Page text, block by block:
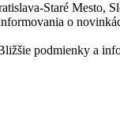
Staré Mesto,
o
podmienky a